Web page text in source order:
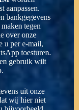
aanpassen.
bankgegevens
tegen
over onze
u per e-mail,
toesturen.
gebruik wilt
uit onze
wij hier niet